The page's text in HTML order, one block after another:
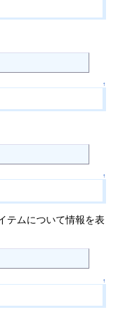
↑
↑
テムについて情報を表
↑